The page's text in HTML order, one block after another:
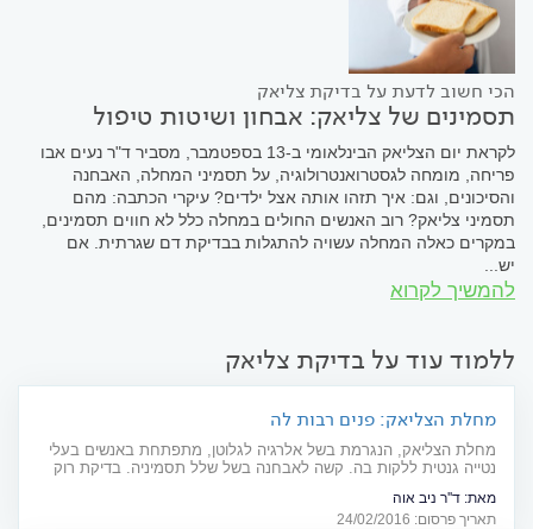
הכי חשוב לדעת על בדיקת צליאק
תסמינים של צליאק: אבחון ושיטות טיפול
לקראת יום הצליאק הבינלאומי ב-13 בספטמבר, מסביר ד"ר נעים אבו
פריחה, מומחה לגסטרואנטרולוגיה, על תסמיני המחלה, האבחנה
והסיכונים, וגם: איך תזהו אותה אצל ילדים? עיקרי הכתבה: מהם
תסמיני צליאק? רוב האנשים החולים במחלה כלל לא חווים תסמינים,
במקרים כאלה המחלה עשויה להתגלות בבדיקת דם שגרתית. אם
יש...
להמשיך לקרוא
ללמוד עוד על בדיקת צליאק
מחלת הצליאק: פנים רבות לה
מחלת הצליאק, הנגרמת בשל אלרגיה לגלוטן, מתפתחת באנשים בעלי
נטייה גנטית ללקות בה. קשה לאבחנה בשל שלל תסמיניה. בדיקת רוק
מאת: ד''ר ניב אוה
תאריך פרסום: 24/02/2016